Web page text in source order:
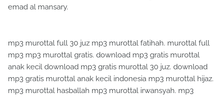
emad al mansary.
mp3 murottal full 30 juz mp3 murottal fatihah. murottal full
mp3 mp3 murottal gratis. download mp3 gratis murottal
anak kecil download mp3 gratis murottal 30 juz. download
mp3 gratis murottal anak kecil indonesia mp3 murottal hijaz.
mp3 murottal hasballah mp3 murottal irwansyah. mp3